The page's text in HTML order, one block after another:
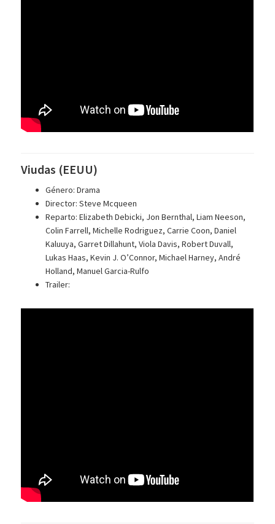
Viudas (EEUU)
Género: Drama
Director: Steve Mcqueen
Reparto: Elizabeth Debicki, Jon Bernthal, Liam Neeson,
Colin Farrell, Michelle Rodriguez, Carrie Coon, Daniel
Kaluuya, Garret Dillahunt, Viola Davis, Robert Duvall,
Lukas Haas, Kevin J. O’Connor, Michael Harney, André
Holland, Manuel Garcia-Rulfo
Trailer: